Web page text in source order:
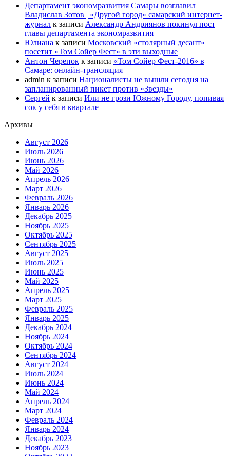
Департамент экономразвития Самары возглавил
Владислав Зотов | «Другой город» самарский интернет-
журнал к записи Александр Андриянов покинул пост
главы департамента экономразвития
Юлиана к записи Московский «столярный десант»
посетит «Том Сойер Фест» в эти выходные
Антон Черепок к записи «Том Сойер Фест-2016» в
Самаре: онлайн-трансляция
admin к записи Националисты не вышли сегодня на
запланированный пикет против «Звезды»
Сергей к записи Или не грози Южному Городу, попивая
сок у себя в квартале
Архивы
Август 2026
Июль 2026
Июнь 2026
Май 2026
Апрель 2026
Март 2026
Февраль 2026
Январь 2026
Декабрь 2025
Ноябрь 2025
Октябрь 2025
Сентябрь 2025
Август 2025
Июль 2025
Июнь 2025
Май 2025
Апрель 2025
Март 2025
Февраль 2025
Январь 2025
Декабрь 2024
Ноябрь 2024
Октябрь 2024
Сентябрь 2024
Август 2024
Июль 2024
Июнь 2024
Май 2024
Апрель 2024
Март 2024
Февраль 2024
Январь 2024
Декабрь 2023
Ноябрь 2023